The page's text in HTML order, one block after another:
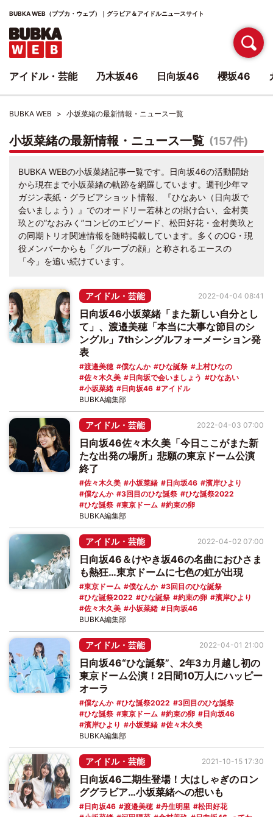
BUBKA WEB（ブブカ・ウェブ）｜グラビア＆アイドルニュースサイト
BUBKA WEB 小坂菜緒の最新情報・ニュース一覧
小坂菜緒の最新情報・ニュース一覧 (157件)
BUBKA WEBの小坂菜緒記事一覧です。日向坂46の活動開始
から現在まで小坂菜緒の軌跡を網羅しています。週刊少年マ
ガジン表紙・グラビアショット情報、『ひなあい（日向坂で
会いましょう）』でのオードリー若林との掛け合い、金村美
玖との”なおみく”コンビのエピソード、松田好花・金村美玖と
の同期トリオ関連情報を随時掲載しています。多くのOG・現
役メンバーからも「グループの顔」と称されるエースの
「今」を追い続けています。
アイドル・芸能
日向坂46小坂菜緒「また新しい自分とし
て」、渡邉美穂「本当に大事な節目のシ
ングル」7thシングルフォーメーション発
表
渡邉美穂 僕なんか ひな誕祭
上村ひなの
佐々木久美
日向坂で会いましょう
ひなあい
小坂菜緒
日向坂46 アイドル
2022-04-04 08:41
BUBKA編集部
アイドル・芸能
日向坂46佐々木久美「今日ここがまた新
たな出発の場所」悲願の東京ドーム公演
終了
佐々木久美 小坂菜緒 日向坂46
濱岸ひより
僕なんか
3回目のひな誕祭
ひな誕祭2022
ひな誕祭
東京ドーム 約束の卵
2022-04-03 07:00
BUBKA編集部
アイドル・芸能
日向坂46＆けやき坂46の名曲におひさま
も熱狂…東京ドームに七色の虹が出現
東京ドーム 僕なんか
3回目のひな誕祭
ひな誕祭2022
ひな誕祭 約束の卵
濱岸ひより
佐々木久美
小坂菜緒 日向坂46
2022-04-02 07:00
BUBKA編集部
アイドル・芸能
日向坂46“ひな誕祭”、2年3カ月越し初の
東京ドーム公演！2日間10万人にハッピー
オーラ
僕なんか ひな誕祭2022
3回目のひな誕祭
ひな誕祭
東京ドーム 約束の卵
日向坂46
濱岸ひより
小坂菜緒 佐々木久美
2022-04-01 21:00
BUBKA編集部
アイドル・芸能
日向坂46二期生登場！大はしゃぎのロン
ググラビア…小坂菜緒への想いも
日向坂46 渡邉美穂 丹生明里
松田好花
2021-10-15 17:30
アイドル・芸能 乃木坂46 日向坂46 櫻坂46